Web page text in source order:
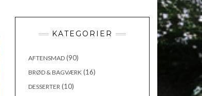
KATEGORIER
AFTENSMAD(90)
BRØD & BAGVÆRK (16)
DESSERTER (10)